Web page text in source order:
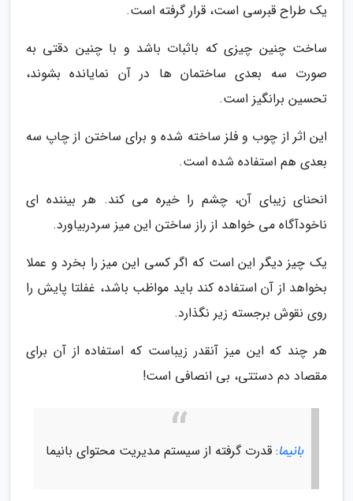
یک طراح قبرسی است، قرار گرفته است.
ساخت چنین چیزی که باثبات باشد و با چنین دقتی به
صورت سه بعدی ساختمان ها در آن نمایانده بشوند،
تحسین برانگیز است.
این اثر از چوب و فلز ساخته شده و برای ساختن از چاپ سه
بعدی هم استفاده شده است.
انحنای زیبای آن، چشم را خیره می کند. هر بیننده ای
ناخودآگاه می خواهد از راز ساختن این میز سردربیاورد.
یک چیز دیگر این است که اگر کسی این میز را بخرد و عملا
بخواهد از آن استفاده کند باید مواظب باشد، غفلتا پایش را
روی نقوش برجسته زیر نگذارد.
هر چند که این میز آنقدر زیباست که استفاده از آن برای
مقصاد دم دستتی، بی انصافی است!
بانیما: قدرت گرفته از سیستم مدیریت محتوای بانیما